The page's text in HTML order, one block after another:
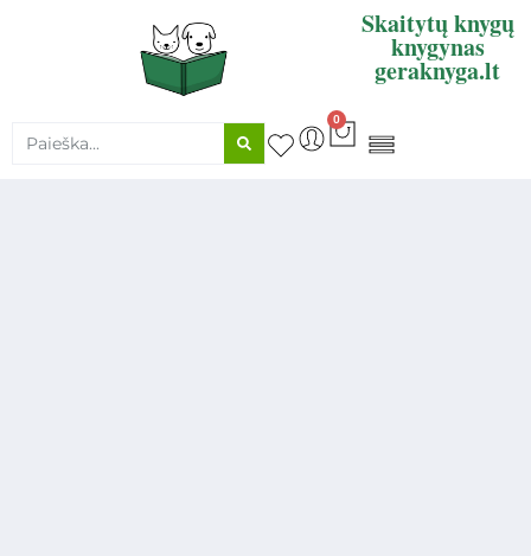
Skaitytų knygų
knygynas
geraknyga.lt
0